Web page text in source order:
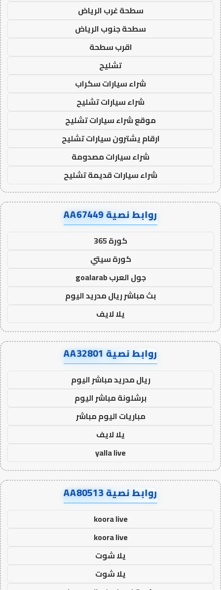
سطحة غرب الرياض
سطحة جنوب الرياض
اقرب سطحة
تشليح
شراء سيارات سكراب
شراء سيارات تشليح
موقع شراء سيارات تشليح
ارقام يشترون سيارات تشليح
شراء سيارات مصدومة
شراء سيارات قديمة تشليح
روابط نصية AA67449
كورة 365
كورة سيتي
جول العرب goalarab
بث مباشر ريال مدريد اليوم
يلا لايف
روابط نصية AA32801
ريال مدريد مباشر اليوم
برشلونة مباشر اليوم
مباريات اليوم مباشر
يلا لايف
yalla live
روابط نصية AA80513
koora live
koora live
يلا شوت
يلا شوت